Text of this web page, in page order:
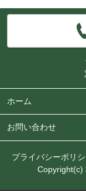
ホーム
お問い合わせ
プライバシーポリ